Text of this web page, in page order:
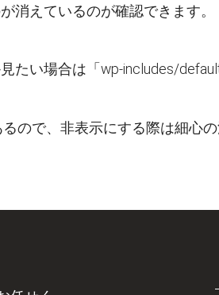
消えているのが確認できます。
たい場合は「wp-includes/
ので、非表示にする際は細心